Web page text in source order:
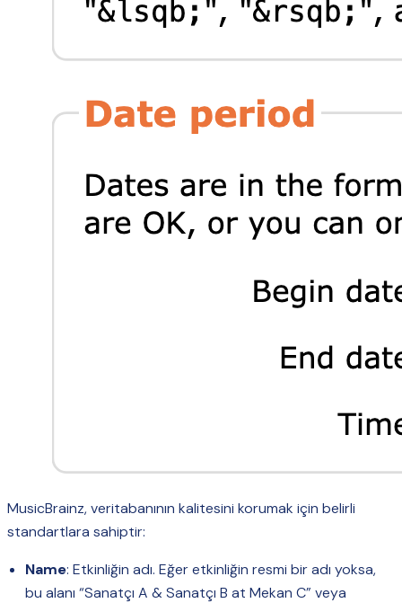
MusicBrainz, veritabanının kalitesini korumak için belirli
standartlara sahiptir:
Name: Etkinliğin adı. Eğer etkinliğin resmi bir adı yoksa,
bu alanı “Sanatçı A & Sanatçı B at Mekan C” veya